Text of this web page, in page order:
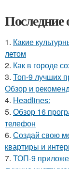
Последние
1. Какие
летом
2. Как в городе
3. Топ-9 лучших
Обзор и
4. Headlines:
5. Обзор 16
телефон
6. Создай свою
квартиры и
7. ТОП-9